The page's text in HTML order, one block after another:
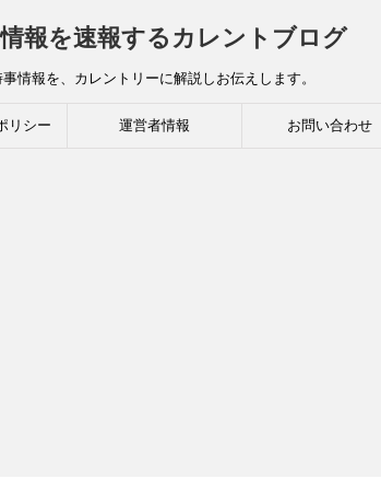
報を速報するカレントブログ
情報を、カレントリーに解説しお伝えします。
リシー 運営者情報 お問い合わせ